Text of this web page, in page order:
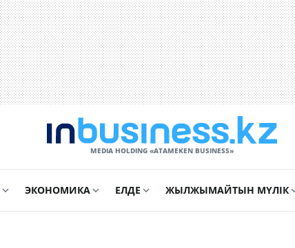
MEDIA HOLDING «ATAMEKЕN BUSINESS»
ЭКОНОМИКА ЕЛДЕ ЖЫЛЖЫМАЙТЫН МҮЛІК